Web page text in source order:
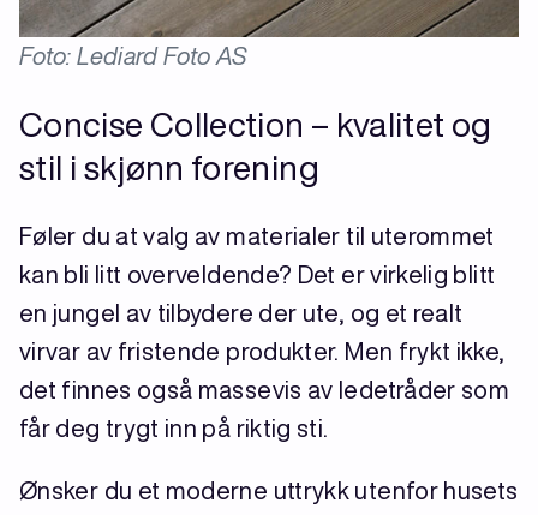
Foto: Lediard Foto AS
Concise Collection – kvalitet og
stil i skjønn forening
Føler du at valg av materialer til uterommet
kan bli litt overveldende? Det er virkelig blitt
en jungel av tilbydere der ute, og et realt
virvar av fristende produkter. Men frykt ikke,
det finnes også massevis av ledetråder som
får deg trygt inn på riktig sti.
Ønsker du et moderne uttrykk utenfor husets